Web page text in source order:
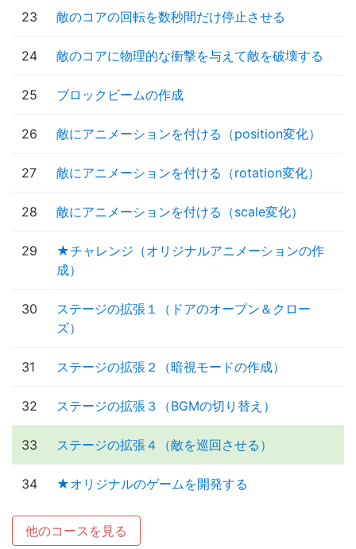
23 敵のコアの回転を数秒間だけ停止させる
24 敵のコアに物理的な衝撃を与えて敵を破壊する
25 ブロックビームの作成
26 敵にアニメーションを付ける（position変化）
27 敵にアニメーションを付ける（rotation変化）
28 敵にアニメーションを付ける（scale変化）
29
★チャレンジ（オリジナルアニメーションの作
成）
30
ステージの拡張１（ドアのオープン＆クロー
ズ）
31 ステージの拡張２（暗視モードの作成）
32 ステージの拡張３（BGMの切り替え）
33 ステージの拡張４（敵を巡回させる）
34 ★オリジナルのゲームを開発する
他のコースを見る